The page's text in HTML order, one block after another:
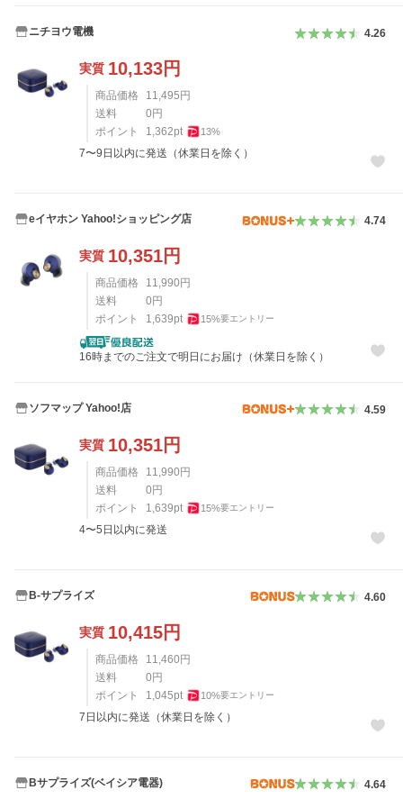
ニチヨウ電機 4.26
実質 10,133円
商品価格 11,495 円
送料
0 円
ポイント
1,362pt 13%
7〜9日以内に発送（休業日を除く）
eイヤホン Yahoo!ショッピング店 4.74
実質 10,351円
商品価格 11,990 円
送料
0 円
ポイント
1,639pt 15%要エントリー
16時までのご注文で明日にお届け（休業日を除く）
ソフマップ Yahoo!店 4.59
実質 10,351円
商品価格 11,990円
送料
0円
ポイント
1,639pt 15%要エントリー
4〜5日以内に発送
B-サプライズ 4.60
実質 10,415円
商品価格 11,460円
送料
0円
ポイント
1,045pt 10%要エントリー
7日以内に発送（休業日を除く）
Bサプライズ(ベイシア電器) 4.64